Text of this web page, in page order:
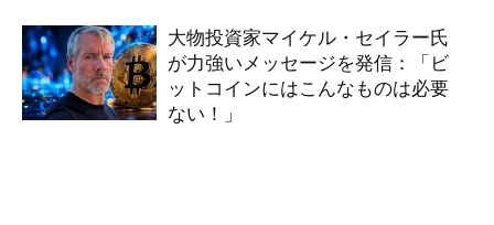
大物投資家マイケル・セイラー氏
が力強いメッセージを発信：「ビ
ットコインにはこんなものは必要
ない！」